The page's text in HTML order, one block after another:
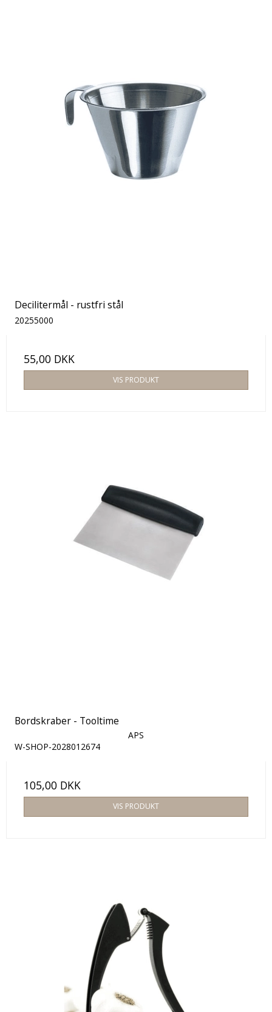
Decilitermål - rustfri stål
20255000
55,00 DKK
VIS PRODUKT
Bordskraber - Tooltime
APS
W-SHOP-2028012674
105,00 DKK
VIS PRODUKT